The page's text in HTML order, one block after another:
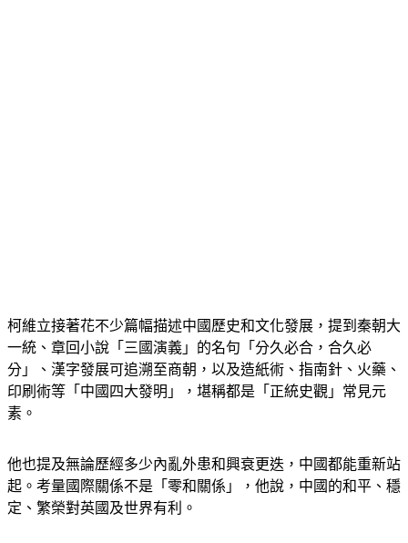
柯維立接著花不少篇幅描述中國歷史和文化發展，提到秦朝大
一統、章回小說「三國演義」的名句「分久必合，合久必
分」、漢字發展可追溯至商朝，以及造紙術、指南針、火藥、
印刷術等「中國四大發明」，堪稱都是「正統史觀」常見元
素。
他也提及無論歷經多少內亂外患和興衰更迭，中國都能重新站
起。考量國際關係不是「零和關係」，他說，中國的和平、穩
定、繁榮對英國及世界有利。